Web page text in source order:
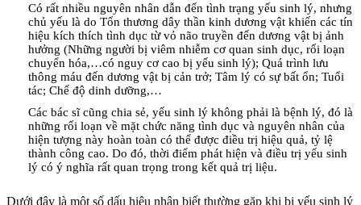
Có rất nhiều nguyên nhân dẫn đến tình trạng yếu sinh lý, nhưng
chủ yếu là do Tổn thương dây thần kinh dương vật khiến các tín
hiệu kích thích tình dục từ vỏ não truyền đến dương vật bị ảnh
hưởng (Những người bị viêm nhiễm cơ quan sinh dục, rối loạn
chuyển hóa,…có nguy cơ cao bị yếu sinh lý); Quá trình lưu
thông máu đến dương vật bị cản trở; Tâm lý có sự bất ổn; Tuổi
tác; Chế độ dinh dưỡng,…
Các bác sĩ cũng chia sẻ, yếu sinh lý không phải là bệnh lý, đó là
những rối loạn về mặt chức năng tình dục và nguyên nhân của
hiện tượng này hoàn toàn có thể được điều trị hiệu quả, tỷ lệ
thành công cao. Do đó, thời điểm phát hiện và điều trị yếu sinh
lý có ý nghĩa rất quan trọng trong kết quả trị liệu.
Dưới đây là một số dấu hiệu nhận biết thường gặp khi bị yếu sinh lý